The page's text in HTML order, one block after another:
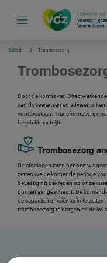
Beleid Trombosezorg
Door de komst van
aan doseerartsen en adviseurs
voortbestaan. Transformatie is
beschikbaar blijft.
Trombosezorg
De afgelopen jaren hebben we
zetten we de komende periode
bevestiging gekregen op onze
punten aangescherpt. De
de capaciteit efficiënter in te
trombosezorg te borgen en de